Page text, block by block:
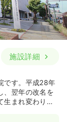
施設詳細
です。平成28年
、翌年の改名を
生まれ変わりま